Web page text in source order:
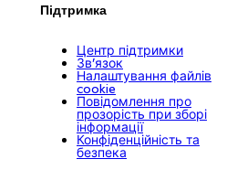
Підтримка
Центр підтримки
Зв’язок
Налаштування файлів
cookie
Повідомлення про
прозорість при зборі
інформації
Конфіденційність та
безпека